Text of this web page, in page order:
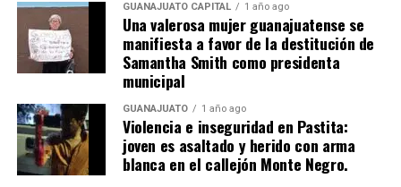
GUANAJUATO CAPITAL 1 año ago
Una valerosa mujer guanajuatense se
manifiesta a favor de la destitución de
Samantha Smith como presidenta
municipal
GUANAJUATO 1 año ago
Violencia e inseguridad en Pastita:
joven es asaltado y herido con arma
blanca en el callejón Monte Negro.